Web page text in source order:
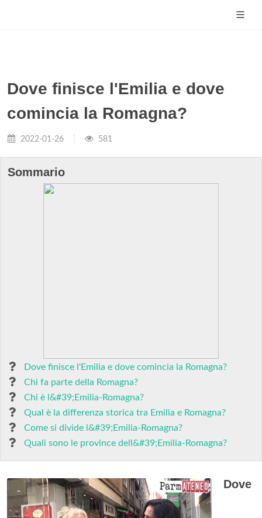
Dove finisce l'Emilia e dove
comincia la Romagna?
2022-01-26 581
Sommario
Dove finisce l'Emilia e dove comincia la Romagna?
Chi fa parte della Romagna?
Chi è l&#39;Emilia-Romagna?
Qual è la differenza storica tra Emilia e Romagna?
Come si divide l&#39;Emilia-Romagna?
Quali sono le province dell&#39;Emilia-Romagna?
Dove